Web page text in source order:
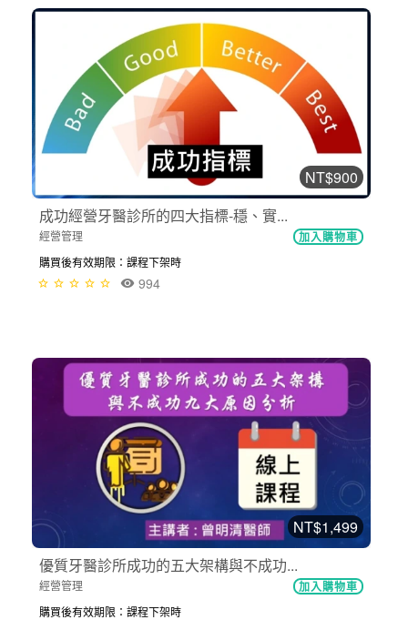
NT$900
成功經營牙醫診所的四大指標-穩、實...
經營管理 加入購物車
購買後有效期限：課程下架時
994
NT$1,499
優質牙醫診所成功的五大架構與不成功...
經營管理 加入購物車
購買後有效期限：課程下架時